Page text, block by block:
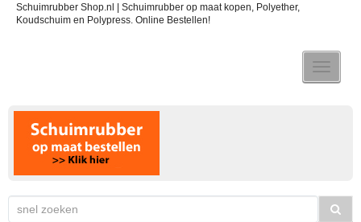
Schuimrubber Shop.nl | Schuimrubber op maat kopen, Polyether,
Koudschuim en Polypress. Online Bestellen!
Toggle